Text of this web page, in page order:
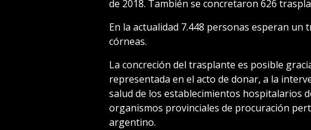
de 2018. También se concretaron 626
En la actualidad 7.448 personas esperan un
córneas.
La concreción del trasplante es posible
representada en el acto de donar, a la
salud de los establecimientos hospitalarios
organismos provinciales de procuración
argentino.